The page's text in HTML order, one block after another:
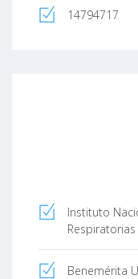
14794717
Instituto
Respiratorias
Benemérita